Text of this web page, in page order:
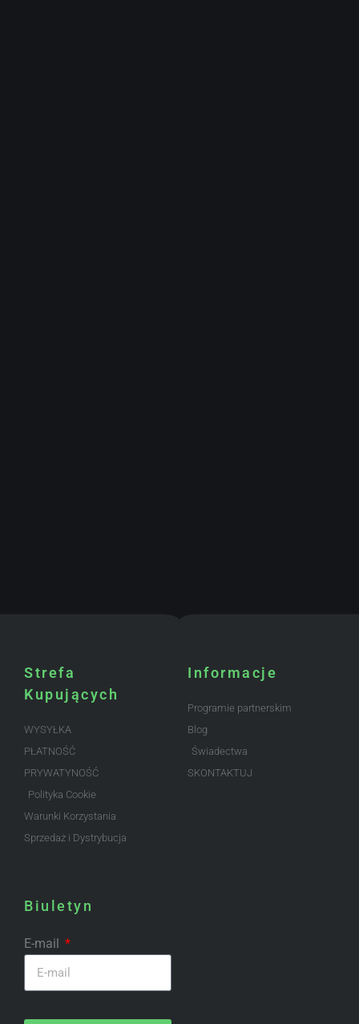
Strefa
Kupujących
WYSYŁKA
PŁATNOŚĆ
PRYWATYNOŚĆ
Polityka Cookie
Warunki Korzystania
Sprzedaż i Dystrybucja
Informacje
Programie partnerskim
Blog
Świadectwa
SKONTAKTUJ
Biuletyn
E-mail